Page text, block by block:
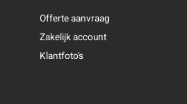
Offerte aanvraag
Zakelijk account
Klantfoto's